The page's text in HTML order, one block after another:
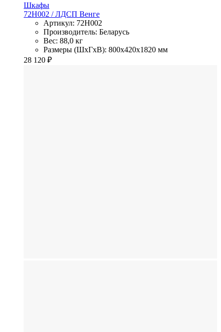
Шкафы
72H002 / ЛДСП Венге
Артикул: 72H002
Производитель: Беларусь
Вес: 88,0 кг
Размеры (ШхГхВ): 800x420x1820 мм
28 120 ₽